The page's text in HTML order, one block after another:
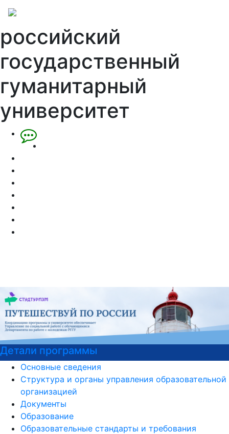
российский
государственный
гуманитарный
университет
программы
Основные сведения
Структура и органы управления образовательной
организацией
Документы
Образование
Образовательные стандарты и требования